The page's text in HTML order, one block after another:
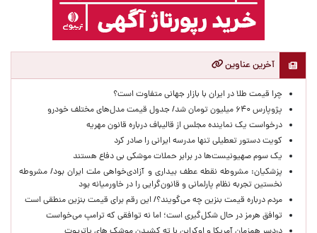
آخرین عناوین
چرا قیمت طلا در ایران با بازار جهانی متفاوت است؟
پژوپارس ۶۴۰ میلیون تومان شد/ جدول قیمت مدل‌های مختلف خودرو
درخواست یک نماینده مجلس از قالیباف درباره قانون مهریه
کویت دستور تعطیلی تنها مدرسه ایرانی را صادر کرد
یک‌ سوم صهیونیست‌ها در برابر حملات موشکی بی دفاع هستند
پزشکیان: مشروطه نقطه عطف بیداری و آزادی‌خواهی ملت ایران بود/ مشروطه
نخستین تجربه نظام پارلمانی و قانون‌گرایی را در خاورمیانه بود
مردم درباره قیمت بنزین چه می‌گویند؟/ این رقم برای قیمت بنزین منطقی است
توافق هرمز در حال شکل‌گیری است؛ اما نه توافقی که ترامپ می‌خواست